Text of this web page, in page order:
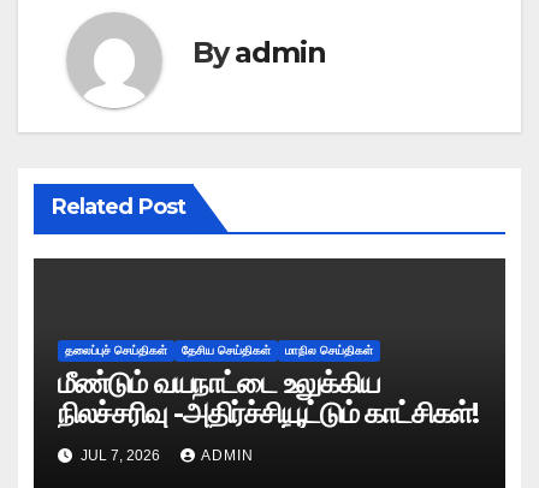
Byadmin
Related Post
தலைப்புச் செய்திகள் தேசிய செய்திகள் மாநில செய்திகள்
மீண்டும் வயநாட்டை உலுக்கிய
நிலச்சரிவு -அதிர்ச்சியூட்டும் காட்சிகள்!
JUL 7, 2026 ADMIN